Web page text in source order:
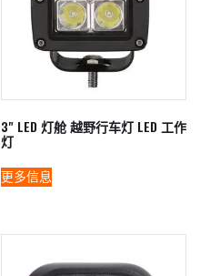
3" LED 灯舱 越野行车灯 LED 工作
灯
更多信息